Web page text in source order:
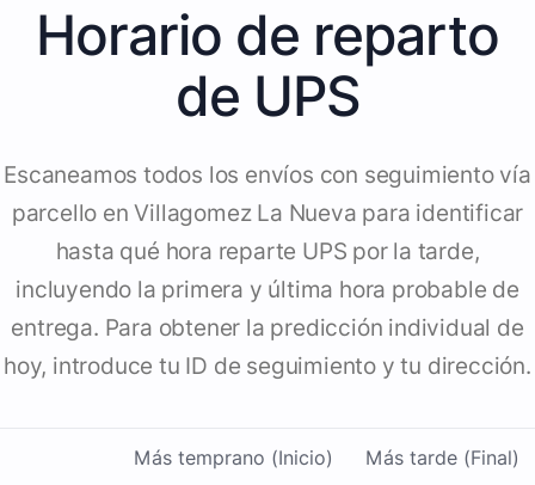
Horario de reparto
de UPS
Escaneamos todos los envíos con seguimiento vía
parcello en Villagomez La Nueva para identificar
hasta qué hora reparte UPS por la tarde,
incluyendo la primera y última hora probable de
entrega. Para obtener la predicción individual de
hoy, introduce tu ID de seguimiento y tu dirección.
Más temprano (Inicio) Más tarde (Final)